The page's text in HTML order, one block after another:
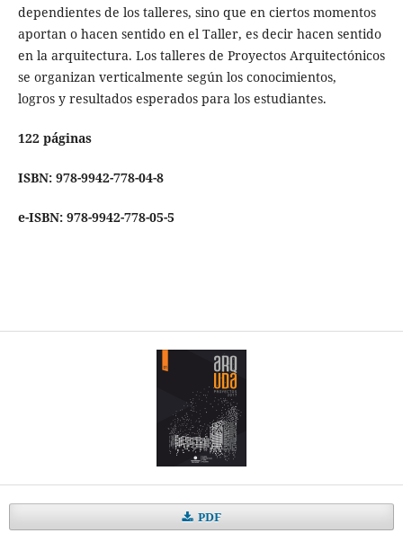
dependientes de los talleres, sino que en ciertos momentos
aportan o hacen sentido en el Taller, es decir hacen sentido
en la arquitectura. Los talleres de Proyectos Arquitectónicos
se organizan verticalmente según los conocimientos,
logros y resultados esperados para los estudiantes.
122 páginas
ISBN: 978-9942-778-04-8
e-ISBN: 978-9942-778-05-5
PDF